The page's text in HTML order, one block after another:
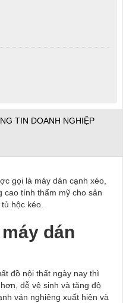
TIN DOANH NGHIỆP
gọi là máy dán cạnh xéo,
cao tính thẩm mỹ cho sản
hộc kéo.
dán
đồ nội thất ngày nay thì
dễ vệ sinh và tăng độ
ván nghiêng xuất hiện và